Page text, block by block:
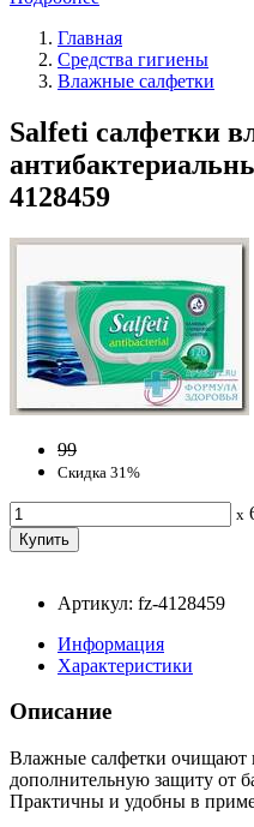
Главная
Средства гигиены
Влажные салфетки
Salfeti салфетки
4128459
99
Скидка 31%
x
Артикул: fz-4128459
Информация
Характеристики
Описание
Влажные салфетки очищают
дополнительную защиту от
Практичны и удобны в